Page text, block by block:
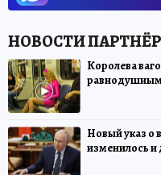
Королева
Новый указ о
изменилось и